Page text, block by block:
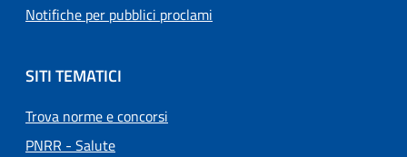
Notifiche per pubblici proclami
SITI TEMATICI
Trova norme e concorsi
PNRR - Salute